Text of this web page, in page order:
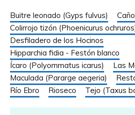
Buitre leonado (Gyps fulvus)
Colirrojo tizón (Phoenicurus
Desfiladero de los Hocinos
Hipparchia fidia - Festón blanco
Ícaro (Polyommatus icarus)
Las
Maculada (Pararge aegeria)
Río Ebro
Rioseco Tejo (Taxus